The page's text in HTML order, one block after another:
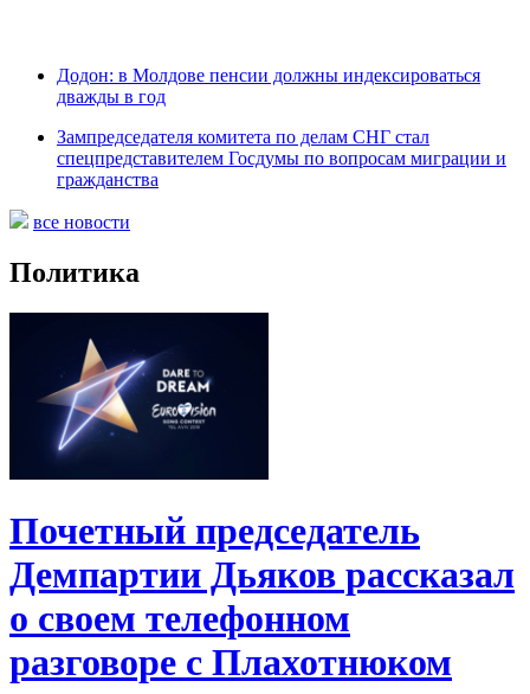
Додон: в Молдове пенсии должны индексироваться
дважды в год
Зампредседателя комитета по делам СНГ стал
спецпредставителем Госдумы по вопросам миграции и
гражданства
все новости
Политика
Почетный председатель
Демпартии Дьяков рассказал
о своем телефонном
разговоре с Плахотнюком